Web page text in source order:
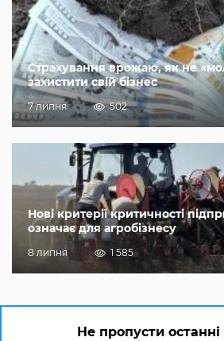
Страхування врожаю, як не
захистити свій бізнес
7 липня 502
Нові критерії критичності
означає для агробізнесу
8 липня 1 585
Не пропусти